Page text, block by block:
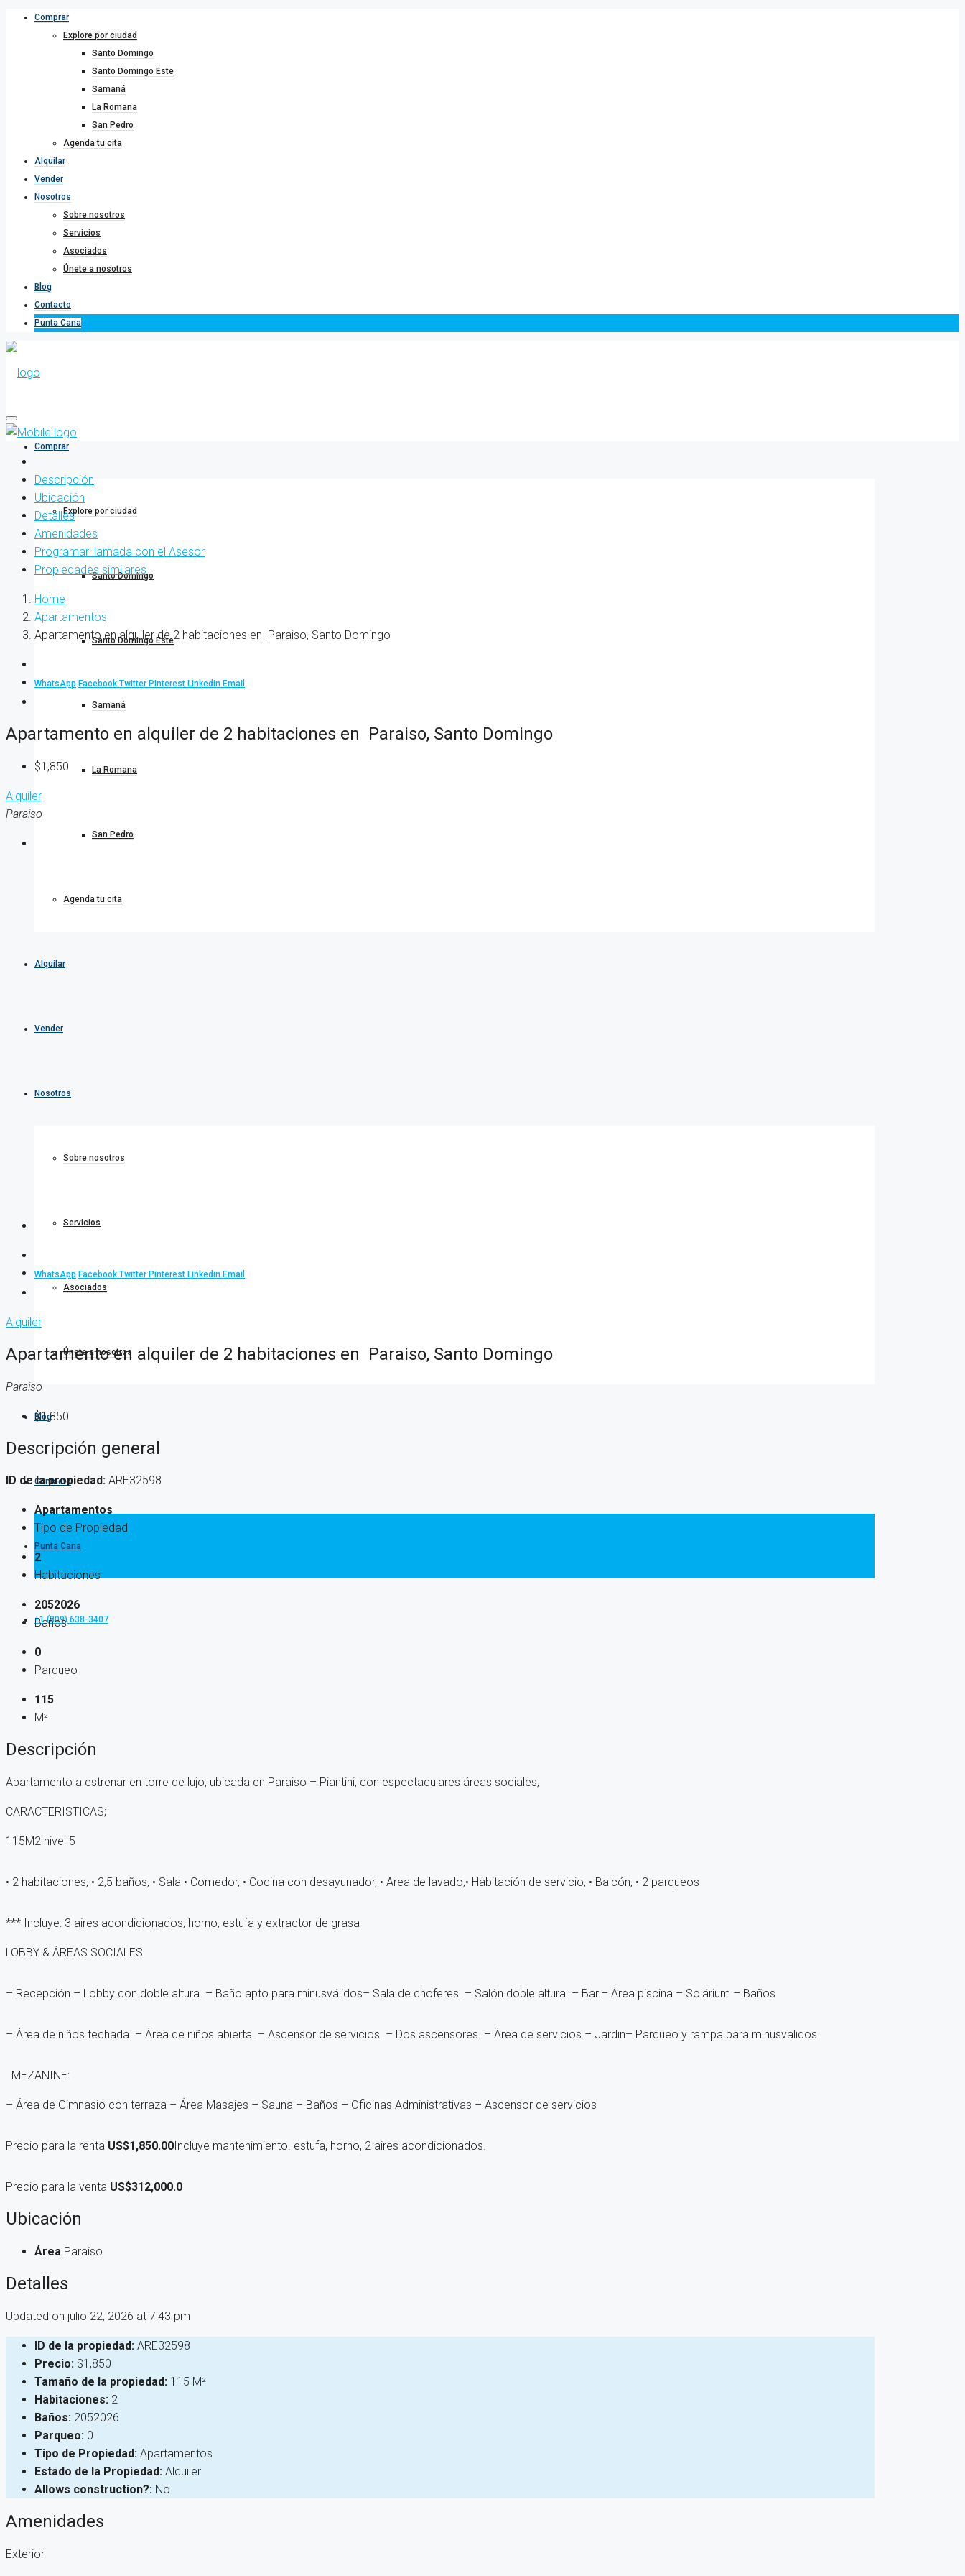
Comprar
Explore por ciudad
Santo Domingo
Santo Domingo Este
Samaná
La Romana
San Pedro
Agenda tu cita
Alquilar
Vender
Nosotros
Sobre nosotros
Servicios
Asociados
Únete a nosotros
Blog
Contacto
Punta Cana
Comprar
Explore por ciudad
Santo Domingo
Santo Domingo Este
Samaná
La Romana
San Pedro
Agenda tu cita
Alquilar
Vender
Nosotros
Sobre nosotros
Servicios
Asociados
Únete a nosotros
Blog
Contacto
Punta Cana
+1 (809) 638-3407
Descripción
Ubicación
Detalles
Amenidades
Programar llamada con el Asesor
Propiedades similares
Home
Apartamentos
Apartamento en alquiler de 2 habitaciones en Paraiso, Santo Domingo
WhatsApp Facebook Twitter Pinterest Linkedin Email
Apartamento en alquiler de 2 habitaciones en Paraiso, Santo Domingo
$1,850
Alquiler
Paraiso
WhatsApp Facebook Twitter Pinterest Linkedin Email
Alquiler
Apartamento en alquiler de 2 habitaciones en Paraiso, Santo Domingo
Paraiso
$1,850
Descripción general
ID de la propiedad: ARE32598
Apartamentos
Tipo de Propiedad
2
Habitaciones
2052026
Baños
0
Parqueo
115
M²
Descripción
Apartamento a estrenar en torre de lujo, ubicada en Paraiso – Piantini, con espectaculares áreas sociales;
CARACTERISTICAS;
115M2 nivel 5
• 2 habitaciones, • 2,5 baños, • Sala • Comedor, • Cocina con desayunador, • Area de lavado,• Habitación de servicio, • Balcón, • 2 parqueos
*** Incluye: 3 aires acondicionados, horno, estufa y extractor de grasa
LOBBY & ÁREAS SOCIALES
– Recepción – Lobby con doble altura. – Baño apto para minusválidos– Sala de choferes. – Salón doble altura. – Bar.– Área piscina – Solárium – Baños
– Área de niños techada. – Área de niños abierta. – Ascensor de servicios. – Dos ascensores. – Área de servicios.– Jardin– Parqueo y rampa para minusvalidos
MEZANINE:
– Área de Gimnasio con terraza – Área Masajes – Sauna – Baños – Oficinas Administrativas – Ascensor de servicios
Precio para la renta US$1,850.00 Incluye mantenimiento. estufa, horno, 2 aires acondicionados.
Precio para la venta US$312,000.0
Ubicación
Área Paraiso
Detalles
Updated on julio 22, 2026 at 7:43 pm
ID de la propiedad: ARE32598
Precio: $1,850
Tamaño de la propiedad: 115 M²
Habitaciones: 2
Baños: 2052026
Parqueo: 0
Tipo de Propiedad: Apartamentos
Estado de la Propiedad: Alquiler
Allows construction?: No
Amenidades
Exterior